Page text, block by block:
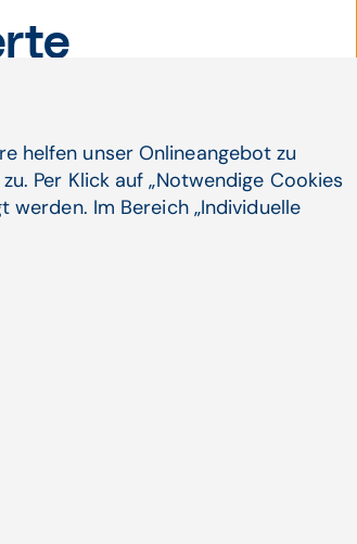
Levodopa-
erwägen. Die
Levodopa-
ist.
wenn Tremor im
unter MRI-
helfen unser Onlineangebot zu
Per Klick auf „Notwendige Cookies
Im Bereich „Individuelle